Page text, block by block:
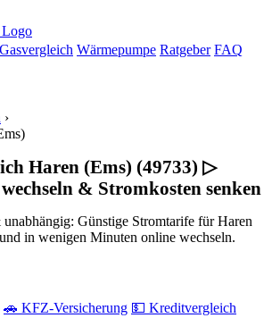
Wärmepumpe Ratgeber FAQ
›
Haren (Ems) (49733) ▷
& Stromkosten senken
Günstige Stromtarife für Haren
in wenigen Minuten online wechseln.
🚗 KFZ-Versicherung 💵 Kreditvergleich